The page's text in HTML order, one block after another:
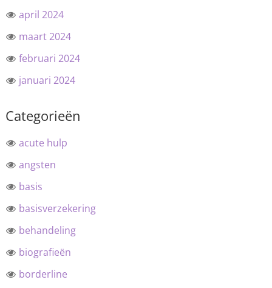
april 2024
maart 2024
februari 2024
januari 2024
Categorieën
acute hulp
angsten
basis
basisverzekering
behandeling
biografieën
borderline